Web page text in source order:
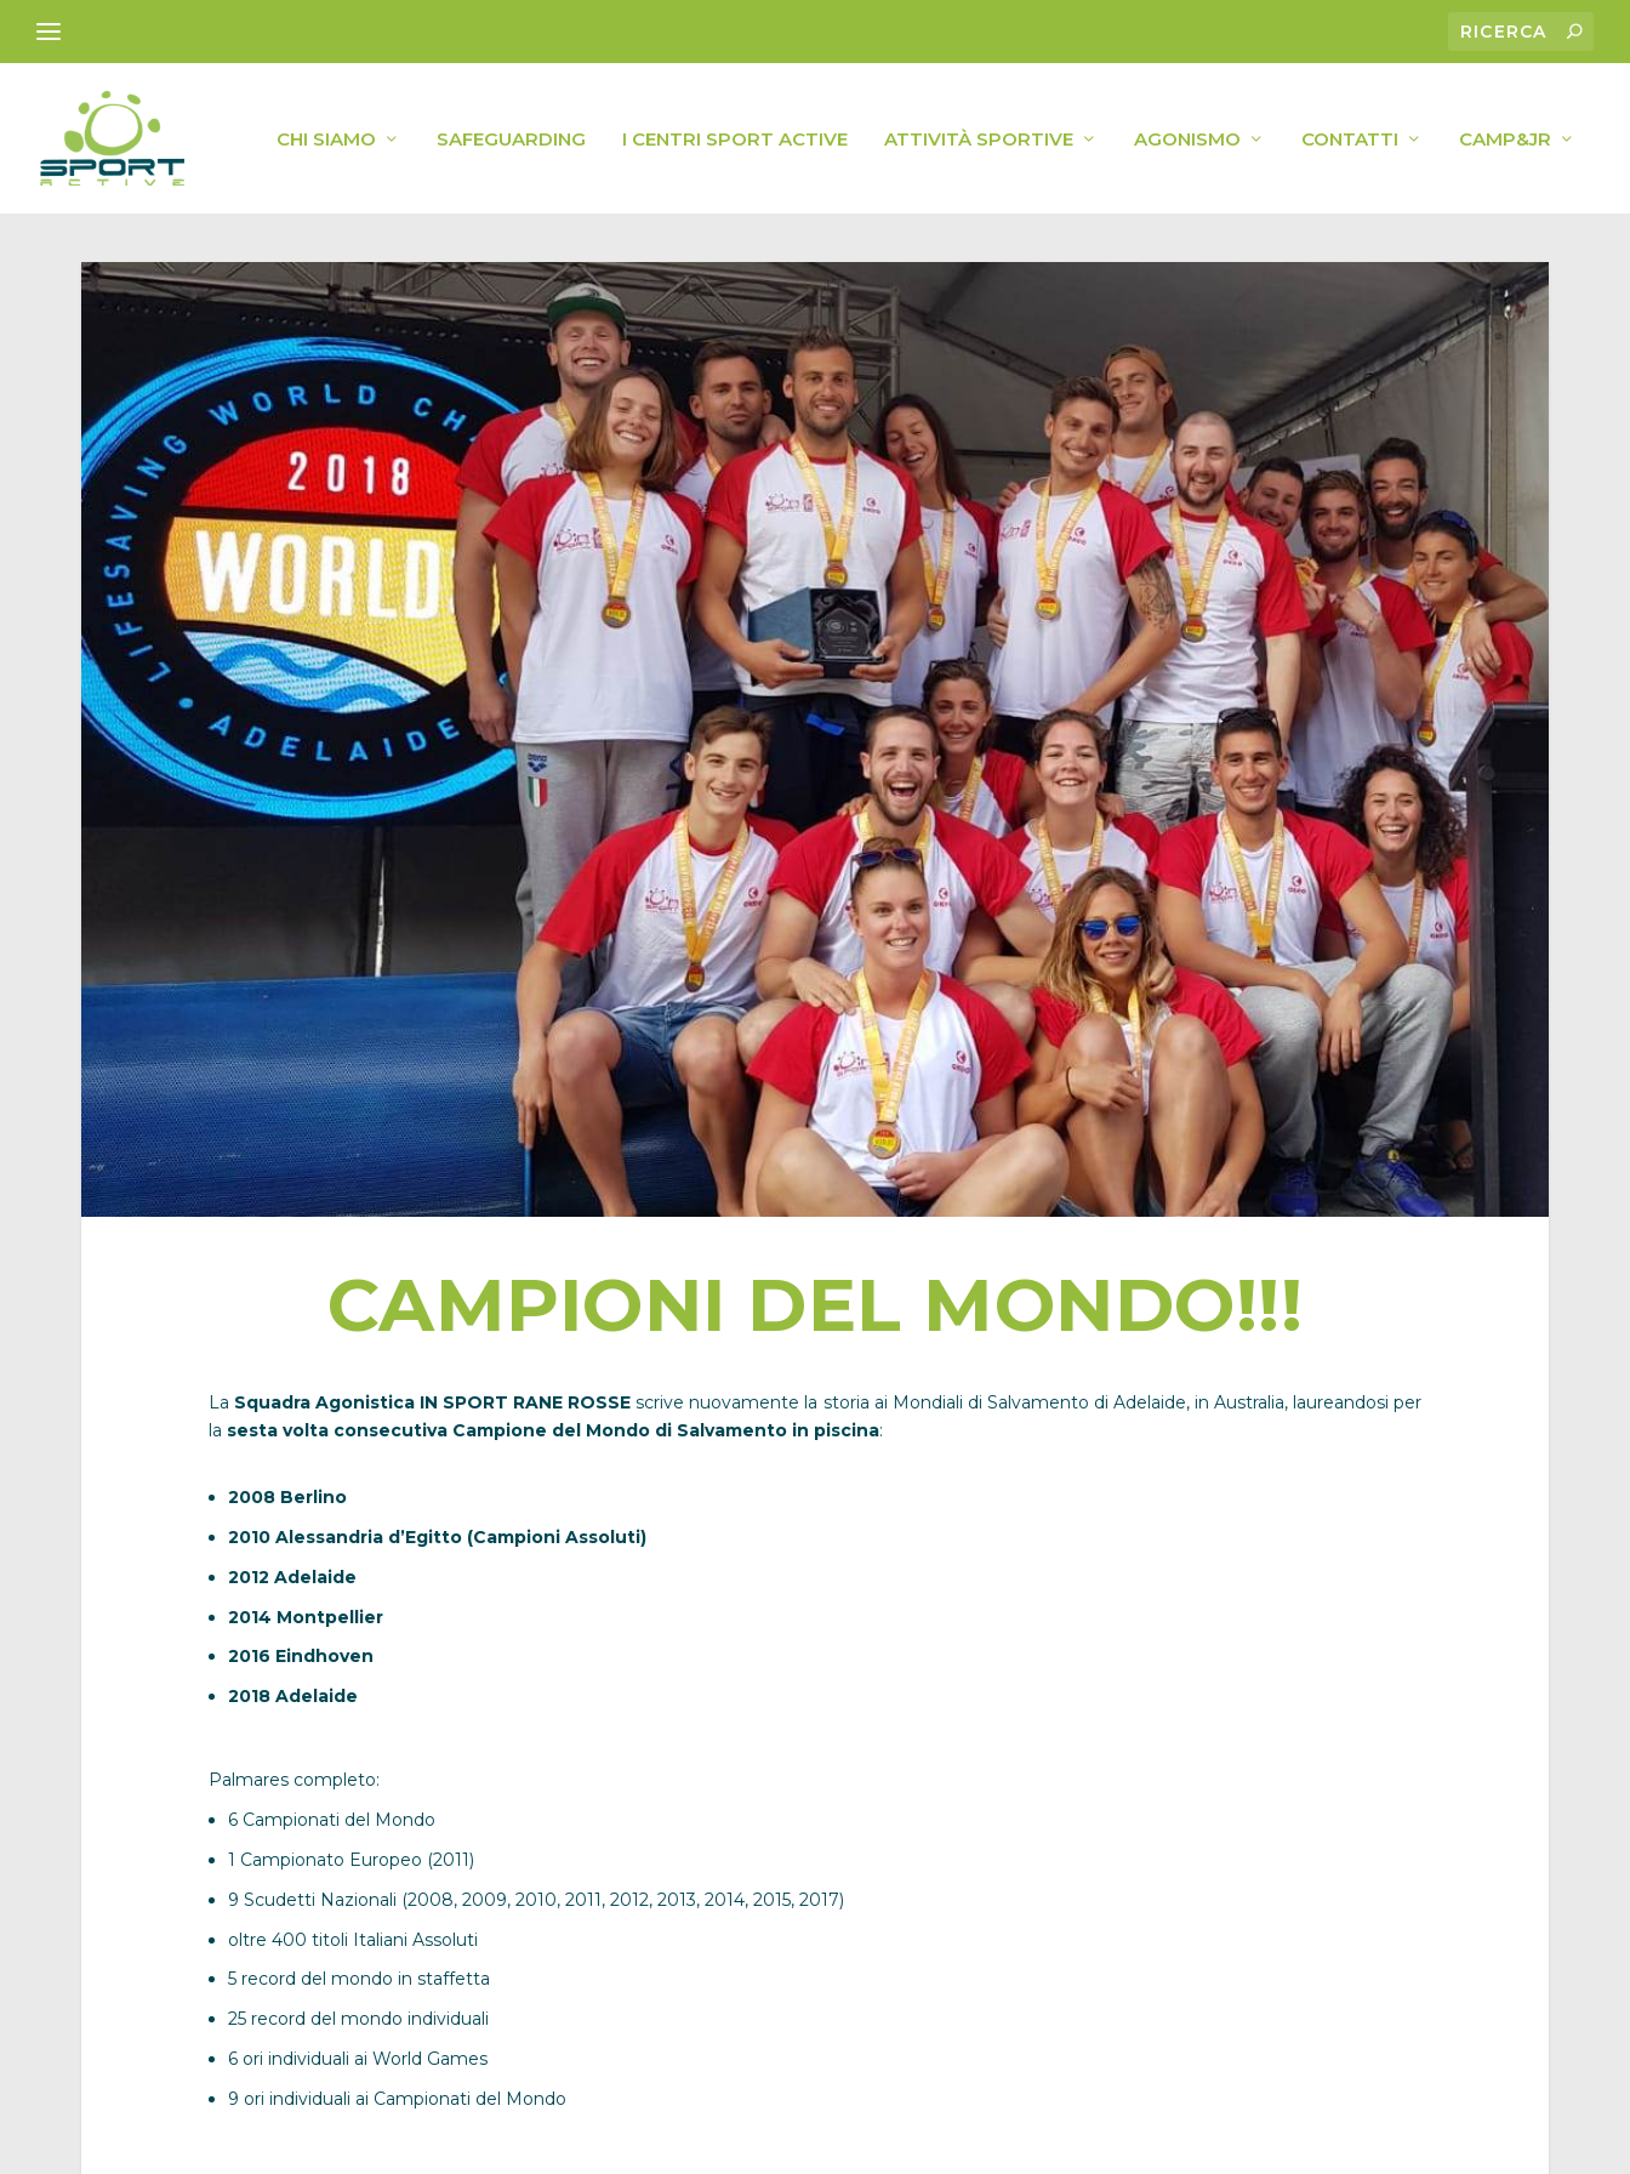
CHI SIAMO SAFEGUARDING I CENTRI SPORT ACTIVE ATTIVITÀ SPORTIVE AGONISMO CONTATTI CAMP&JR
CAMPIONI DEL MONDO!!!
La Squadra Agonistica IN SPORT RANE ROSSE scrive nuovamente la storia ai Mondiali di Salvamento di Adelaide, in Australia, laureandosi per
la sesta volta consecutiva Campione del Mondo di Salvamento in piscina:
2008 Berlino
2010 Alessandria d’Egitto (Campioni Assoluti)
2012 Adelaide
2014 Montpellier
2016 Eindhoven
2018 Adelaide
Palmares completo:
6 Campionati del Mondo
1 Campionato Europeo (2011)
9 Scudetti Nazionali (2008, 2009, 2010, 2011, 2012, 2013, 2014, 2015, 2017)
oltre 400 titoli Italiani Assoluti
5 record del mondo in staffetta
25 record del mondo individuali
6 ori individuali ai World Games
9 ori individuali ai Campionati del Mondo